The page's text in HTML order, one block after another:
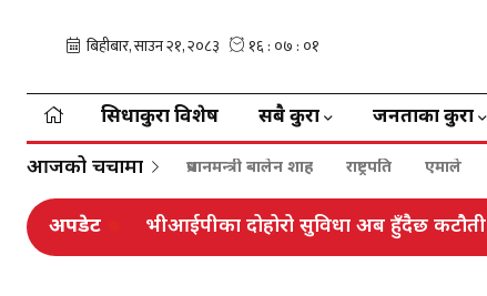
सिधाकुरा विशेष सबै कुरा जनताका कुरा
आजको चर्चामा प्रधानमन्त्री बालेन शाह राष्ट्रपति एमाले
अपडेट भीआईपीका दोहोरो सुविधा अब हुँदैछ कटौती